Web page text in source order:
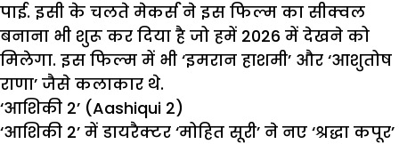
पाई. इसी के चलते मेकर्स ने इस फिल्म का सीक्वल
बनाना भी शुरू कर दिया है जो हमें 2026 में देखने को
मिलेगा. इस फिल्म में भी ‘इमरान हाशमी’ और ‘आशुतोष
राणा’ जैसे कलाकार थे.
‘आशिकी 2’ (Aashiqui 2)
‘आशिकी 2’ में डायरैक्टर ‘मोहित सूरी’ ने नए ‘श्रद्धा कपूर’